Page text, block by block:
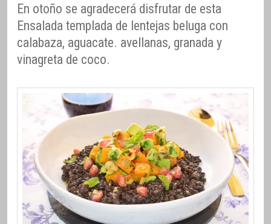
En otoño se agradecerá disfrutar de esta
Ensalada templada de lentejas beluga con
calabaza, aguacate. avellanas, granada y
vinagreta de coco.